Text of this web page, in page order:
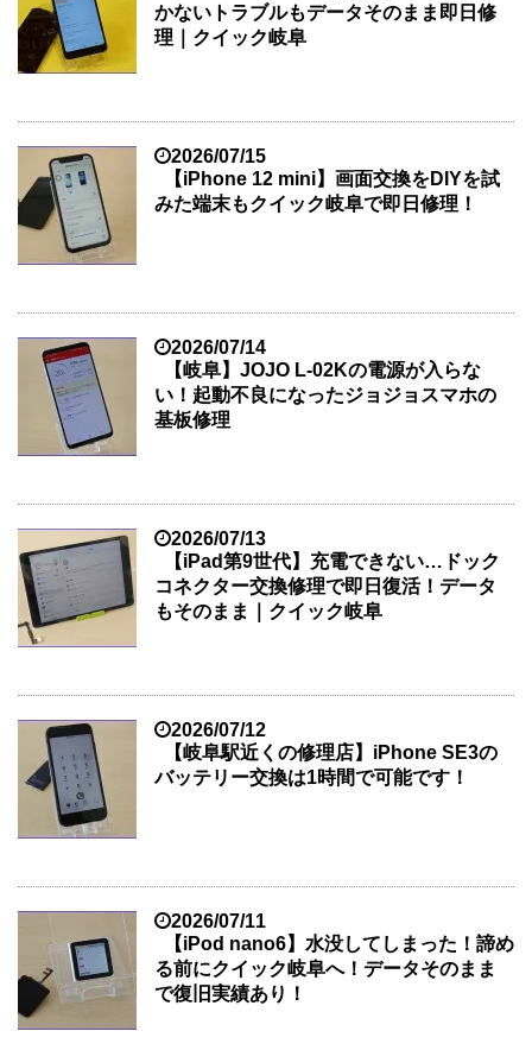
かないトラブルもデータそのまま即日修
理｜クイック岐阜
2026/07/15
【iPhone 12 mini】画面交換をDIYを試
みた端末もクイック岐阜で即日修理！
2026/07/14
【岐阜】JOJO L-02Kの電源が入らな
い！起動不良になったジョジョスマホの
基板修理
2026/07/13
【iPad第9世代】充電できない…ドック
コネクター交換修理で即日復活！データ
もそのまま｜クイック岐阜
2026/07/12
【岐阜駅近くの修理店】iPhone SE3の
バッテリー交換は1時間で可能です！
2026/07/11
【iPod nano6】水没してしまった！諦め
る前にクイック岐阜へ！データそのまま
で復旧実績あり！